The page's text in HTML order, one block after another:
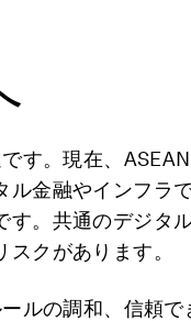
す。現在、
ル金融やインフラ
。共通のデジタ
クがあります。
ルの調和、信頼で